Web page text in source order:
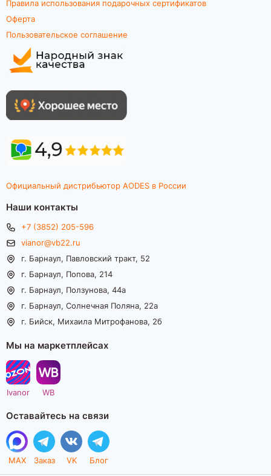
Правила использования подарочных сертификатов
Оферта
Пользовательское соглашение
Официальный дистрибьютор AODES в России
Наши контакты
+7 (3852) 205-596
vianor@vb22.ru
г. Барнаул, Павловский тракт, 52
г. Барнаул, Попова, 214
г. Барнаул, Ползунова, 44а
г. Барнаул, Солнечная Поляна, 22а
г. Бийск, Михаила Митрофанова, 2б
Мы на маркетплейсах
Ivanor WB
Оставайтесь на связи
MAX Заказ VK Блог